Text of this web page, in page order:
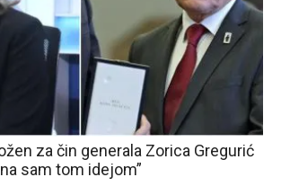
za čin generala Zorica Gregurić
sam tom idejom”